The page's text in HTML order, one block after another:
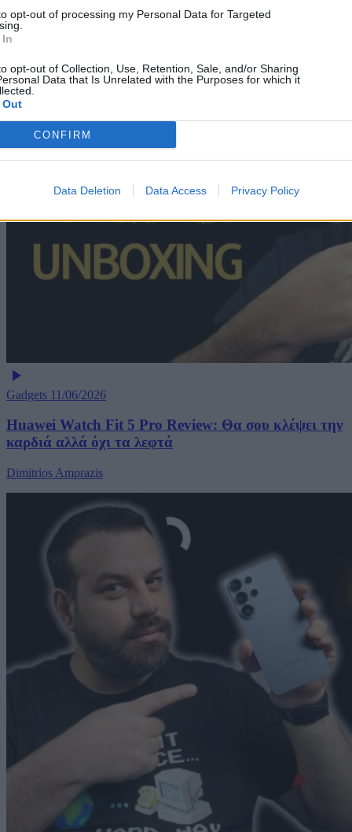
opt-out of processing my Personal Data for Targeted
opt-out of Collection, Use, Retention, Sale, and/or Sharing
Data that Is Unrelated with the Purposes for which it
CONFIRM
Data Deletion Data Access Privacy Policy
Gadgets 11/06/2026
Huawei Watch Fit 5 Pro Review: Θα σου κλέψει την
καρδιά αλλά όχι τα λεφτά
Dimitrios Amprazis